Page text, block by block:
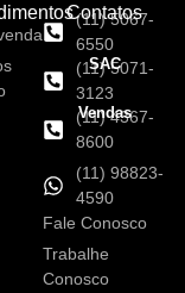
Contatos
(11) 5067-
6550
SAC
(11) 5071-
3123
Vendas
(11) 4367-
8600
(11) 98823-
4590
Fale Conosco
Trabalhe
Conosco